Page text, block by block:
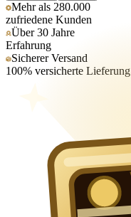
Mehr als 280.000
zufriedene Kunden
Über 30 Jahre
Erfahrung
Sicherer Versand
100% versicherte Lieferung